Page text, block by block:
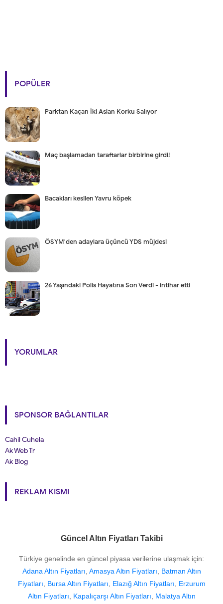
POPÜLER
Parktan Kaçan İki Aslan Korku Salıyor
Maç başlamadan taraftarlar birbirine girdi!
Bacakları kesilen Yavru köpek
ÖSYM'den adaylara üçüncü YDS müjdesi
26 Yaşındaki Polis Hayatına Son Verdi - intihar etti
YORUMLAR
SPONSOR BAĞLANTILAR
Cahil Cuhela
Ak Web Tr
Ak Blog
REKLAM KISMI
Güncel Altın Fiyatları Takibi
Türkiye genelinde en güncel piyasa verilerine ulaşmak için:
Adana Altın Fiyatları Amasya Altın Fiyatları
Batman Altın
Fiyatları
Bursa Altın Fiyatları Elazığ Altın Fiyatları
Erzurum
Altın Fiyatları
Kapalıçarşı Altın Fiyatları
Malatya Altın